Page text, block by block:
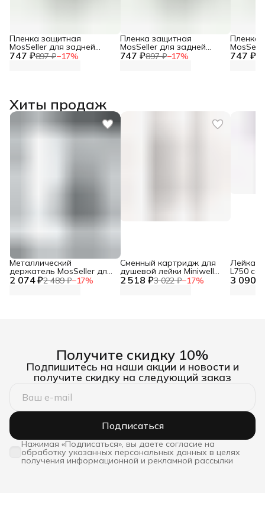
747 ₽897 ₽−17%
Пленка защитная
MosSeller для задней
панели для Realme Neo 7 747 ₽897 ₽−17%
Пленка защитная
MosSeller для задней
панели для Realme GT 7T 747 ₽
Пленка
панели
Хиты продаж
2 074 ₽2 489 ₽−17%
Металлический
держатель MosSeller для
смартфона с 2 518 ₽3 022 ₽−17%
Сменный картридж для
душевой лейки Miniwell
L750, угольный 3 090 ₽
Лейка
L750 со
Получите скидку 10%
Подпишитесь на наши акции и новости и
получите скидку на следующий заказ
Подписаться
Нажимая «Подписаться», вы даете согласие на
обработку указанных персональных данных в целях
получения информационной и рекламной рассылки